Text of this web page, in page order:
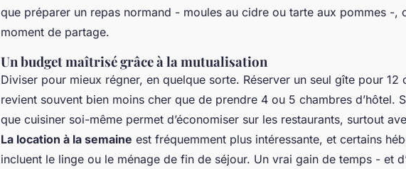
que préparer un repas normand - moules au cidre ou tarte aux pommes -,
moment de partage.
Un budget maîtrisé grâce à la mutualisation
Diviser pour mieux régner, en quelque sorte. Réserver un seul gîte pour 12
revient souvent bien moins cher que de prendre 4 ou 5 chambres d’hôtel.
que cuisiner soi-même permet d’économiser sur les restaurants, surtout
La location à la semaine est fréquemment plus intéressante, et certains
incluent le linge ou le ménage de fin de séjour. Un vrai gain de temps - et